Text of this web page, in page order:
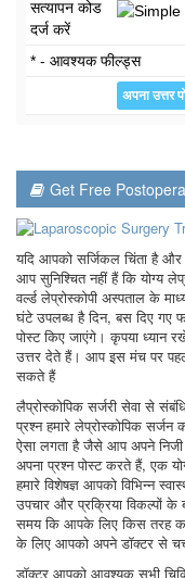
सत्यापन कोड
दर्ज करें
* - आवश्यक फील्ड्स
Get Free
यदि आपको सर्जिकल चिंता है
आप सुनिश्चित नहीं हैं कि योग्य
वर्ल्ड लेप्रोस्कोपी अस्पताल के
घंटे उपलब्ध है दिन, बस दिए गए
पोस्ट किए जाएंगे। कृपया ध्यान
उत्तर देते हैं। आप इस मंच पर
सकते हैं
लैप्रोस्कोपिक सर्जरी सेवा से
प्रश्न हमारे लेप्रोस्कोपिक
ऐसा लगता है जैसे आप अपने
अपना प्रश्न पोस्ट करते हैं, एक
हमारे विशेषज्ञ आपको विभिन्न
उपचार और प्रक्रिया विकल्पों
समय कि आपके लिए किस तरह
के लिए आपको अपने डॉक्टर से
डॉक्टर आपको आवश्यक सभी